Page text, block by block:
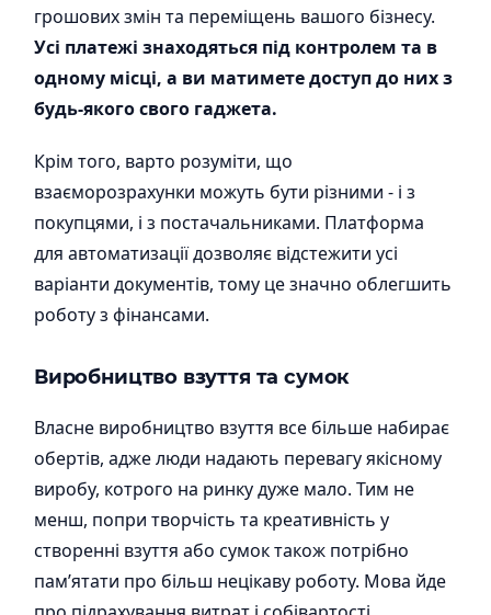
грошових змін та переміщень вашого бізнесу.
Усі платежі знаходяться під контролем та в
одному місці, а ви матимете доступ до них з
будь-якого свого гаджета.
Крім того, варто розуміти, що
взаєморозрахунки можуть бути різними - і з
покупцями, і з постачальниками. Платформа
для автоматизації дозволяє відстежити усі
варіанти документів, тому це значно облегшить
роботу з фінансами.
Виробництво взуття та сумок
Власне виробництво взуття все більше набирає
обертів, адже люди надають перевагу якісному
виробу, котрого на ринку дуже мало. Тим не
менш, попри творчість та креативність у
створенні взуття або сумок також потрібно
пам’ятати про більш нецікаву роботу. Мова йде